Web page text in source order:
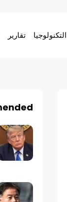
التكنولوجيا تقارير